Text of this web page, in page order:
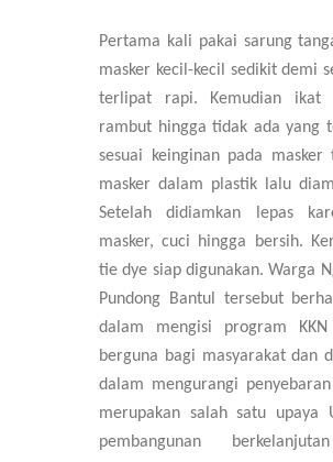
Pertama kali pakai sarung
masker kecil-kecil sedikit demi
terlipat rapi. Kemudian ikat
rambut hingga tidak ada yang
sesuai keinginan pada masker
masker dalam plastik lalu
Setelah didiamkan lepas
masker, cuci hingga bersih.
tie dye siap digunakan. Warga
Pundong Bantul tersebut
dalam mengisi program
berguna bagi masyarakat dan
dalam mengurangi
merupakan salah satu upaya
pembangunan